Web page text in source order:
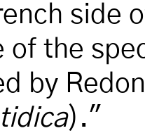
side
of the
by
)."